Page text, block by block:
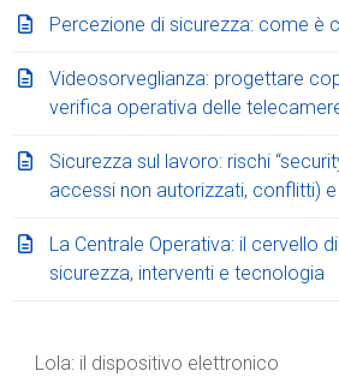
Percezione di sicurezza: come è
Videosorveglianza: progettare
verifica operativa delle
Sicurezza sul lavoro: rischi
accessi non autorizzati, conflitti)
La Centrale Operativa: il cervello
sicurezza, interventi e tecnologia
Lola: il dispositivo elettronico